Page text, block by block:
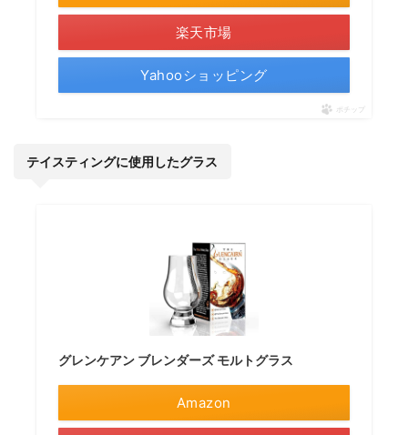
楽天市場
Yahooショッピング
ポチップ
テイスティングに使用したグラス
グレンケアン ブレンダーズ モルトグラス
Amazon